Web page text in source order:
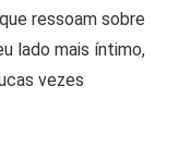
ressoam sobre
lado mais íntimo,
vezes